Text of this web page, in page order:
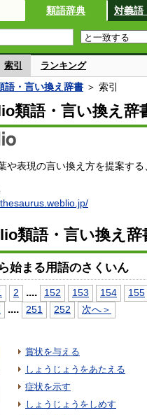
類語辞典 対義語
索引 ランキング
語・言い換え辞書 ＞ 索引
類語・言い換え辞
や表現の言い換え方を提案す
類語・言い換え
始まる用語のさくいん
2 .... 152 153 154
155
.... 251 252 次へ＞
賞状を与える
しょうじょうをあたえる
症状を示す
しょうじょうをしめす